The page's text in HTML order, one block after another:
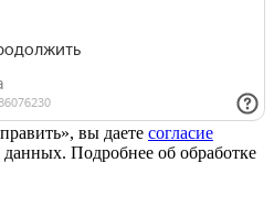
вы даете согласие
Подробнее об обработке